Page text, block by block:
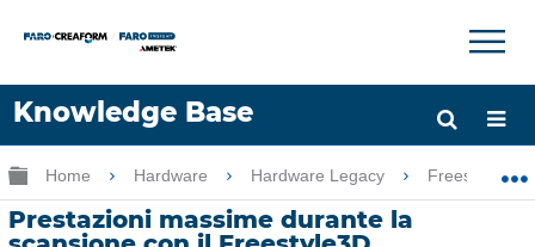
Knowledge Base
Lingua
Chiedere aiuto Accesso
×
Ingrandisci/riduci gerarchia globale
Home Hardware Hardware Legacy Freestyle
Prestazioni massime durante la